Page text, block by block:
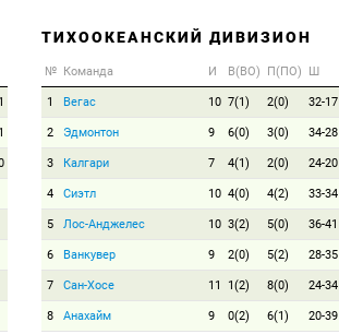
ТИХООКЕАНСКИЙ ДИВИЗИОН
№ Команда И В(ВО) П(ПО) Ш
1 Вегас 10 7(1) 2(0) 32-17
2 Эдмонтон 9 6(0) 3(0) 34-28
3 Калгари 7 4(1) 2(0) 24-20
4 Сиэтл 10 4(0) 4(2) 33-34
5 Лос-Анджелес 10 3(2) 5(0) 36-41
6 Ванкувер 9 2(0) 5(2) 28-35
7 Сан-Хосе 11 1(2) 8(0) 24-34
8 Анахайм 9 0(2) 6(1) 20-39